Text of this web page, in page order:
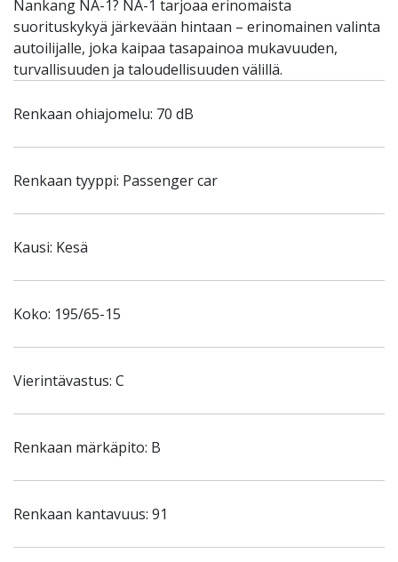
Nankang NA-1? NA-1 tarjoaa erinomaista
suorituskykyä järkevään hintaan – erinomainen valinta
autoilijalle, joka kaipaa tasapainoa mukavuuden,
turvallisuuden ja taloudellisuuden välillä.
Renkaan ohiajomelu: 70 dB
Renkaan tyyppi: Passenger car
Kausi: Kesä
Koko: 195/65-15
Vierintävastus: C
Renkaan märkäpito: B
Renkaan kantavuus: 91